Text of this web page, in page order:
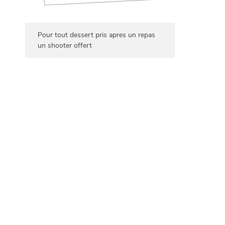
Pour tout dessert pris apres un repas
un shooter offert